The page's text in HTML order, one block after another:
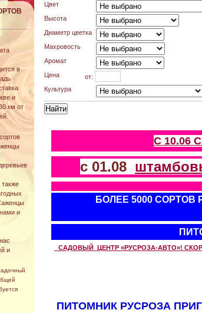
в
и
км от
также
и
и
Цвет
Высота
Диаметр цветка
Махровость
Аромат
Цена
от:
Культура
С 10.06
с 01.08
БОЛЕЕ 5000
САДОВЫЙ ЦЕНТР «РУСРОЗА-АВТО»!
ПИТОМНИК РУСРОЗА